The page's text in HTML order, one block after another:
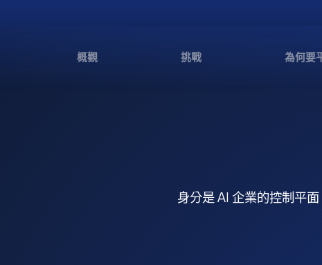
概觀 挑戰 為何要
身分是 AI 企業的控制平